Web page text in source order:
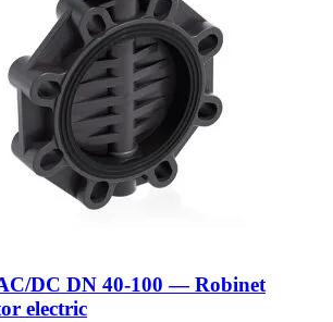
DC DN 40-100 — Robinet
electric